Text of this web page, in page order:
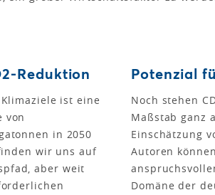
Reduktion
ist eine
von
in 2050
wir uns auf
aber weit
Potenzial
Noch stehen
Maßstab ganz
Einschätzung
Autoren
Domäne der